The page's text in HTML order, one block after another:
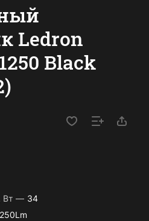
Ledron
Black
Вт — 34